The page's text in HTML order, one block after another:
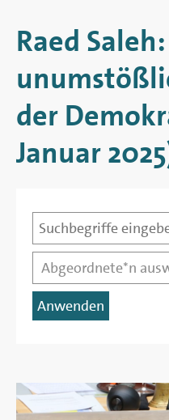
von
Berlin
Raed
der
Januar
Titel
Abgeordnete*r